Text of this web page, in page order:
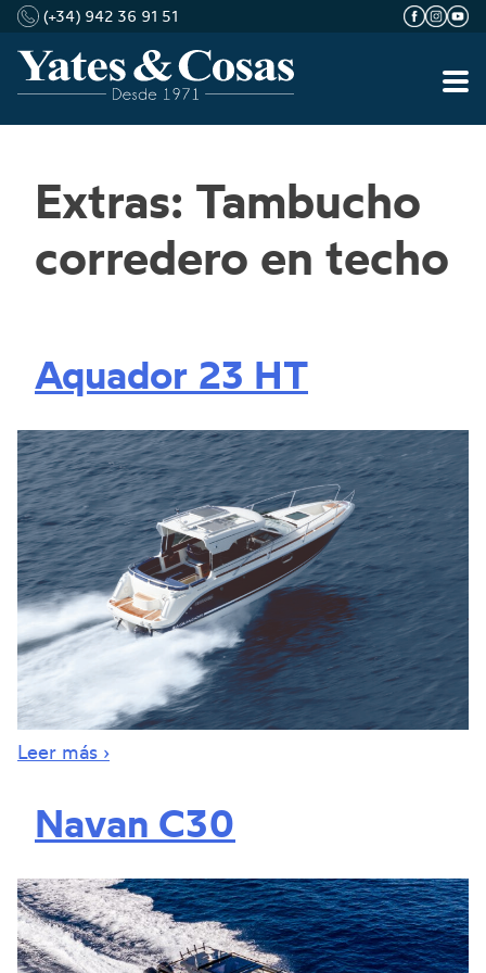
contenido
(+34) 942 36 91 51
Extras: Tambucho
corredero en techo
Aquador 23 HT
Leer más ›
Navan C30